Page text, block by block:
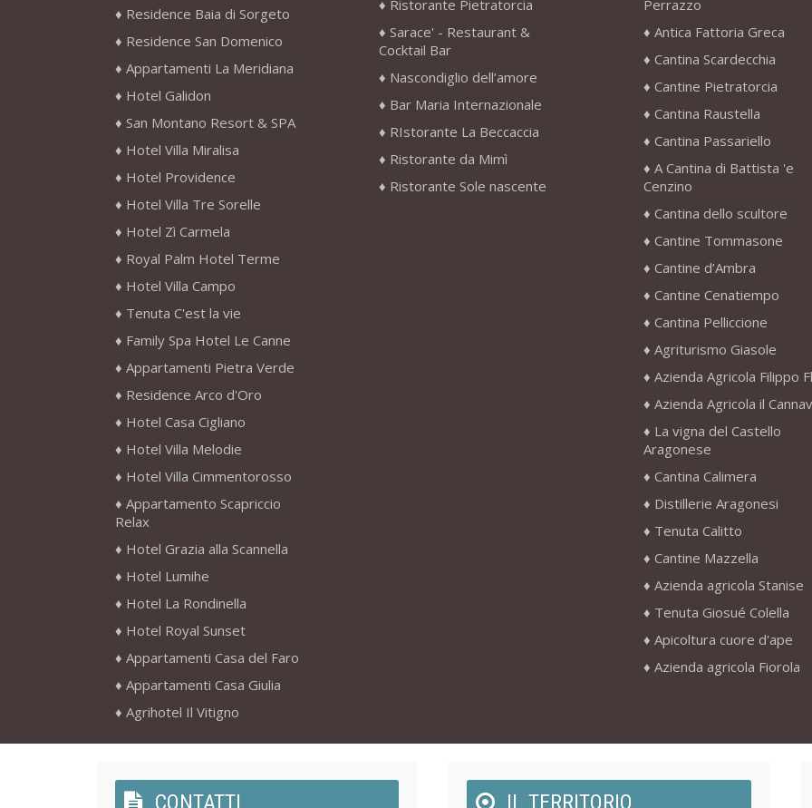
Residence Baia di Sorgeto
Residence San Domenico
Appartamenti La Meridiana
Hotel Galidon
San Montano Resort & SPA
Hotel Villa Miralisa
Hotel Providence
Hotel Villa Tre Sorelle
Hotel Zì Carmela
Royal Palm Hotel Terme
Hotel Villa Campo
Tenuta C'est la vie
Family Spa Hotel Le Canne
Appartamenti Pietra Verde
Residence Arco d'Oro
Hotel Casa Cigliano
Hotel Villa Melodie
Hotel Villa Cimmentorosso
Appartamento Scapriccio
Relax
Hotel Grazia alla Scannella
Hotel Lumihe
Hotel La Rondinella
Hotel Royal Sunset
Appartamenti Casa del Faro
Appartamenti Casa Giulia
Agrihotel Il Vitigno
Ristorante Pietratorcia
Sarace' - Restaurant &
Cocktail Bar
Nascondiglio dell’amore
Bar Maria Internazionale
RIstorante La Beccaccia
Ristorante da Mimì
Ristorante Sole nascente
Perrazzo
Antica Fattoria Greca
Cantina Scardecchia
Cantine Pietratorcia
Cantina Raustella
Cantina Passariello
A Cantina di Battista 'e
Cenzino
Cantina dello scultore
Cantine Tommasone
Cantine d’Ambra
Cantine Cenatiempo
Cantina Pelliccione
Agriturismo Giasole
Azienda Agricola Filippo
Azienda Agricola il
La vigna del Castello
Aragonese
Cantina Calimera
Distillerie Aragonesi
Tenuta Calitto
Cantine Mazzella
Azienda agricola Stanise
Tenuta Giosué Colella
Apicoltura cuore d'ape
Azienda agricola Fiorola
CONTATTI IL TERRITORIO